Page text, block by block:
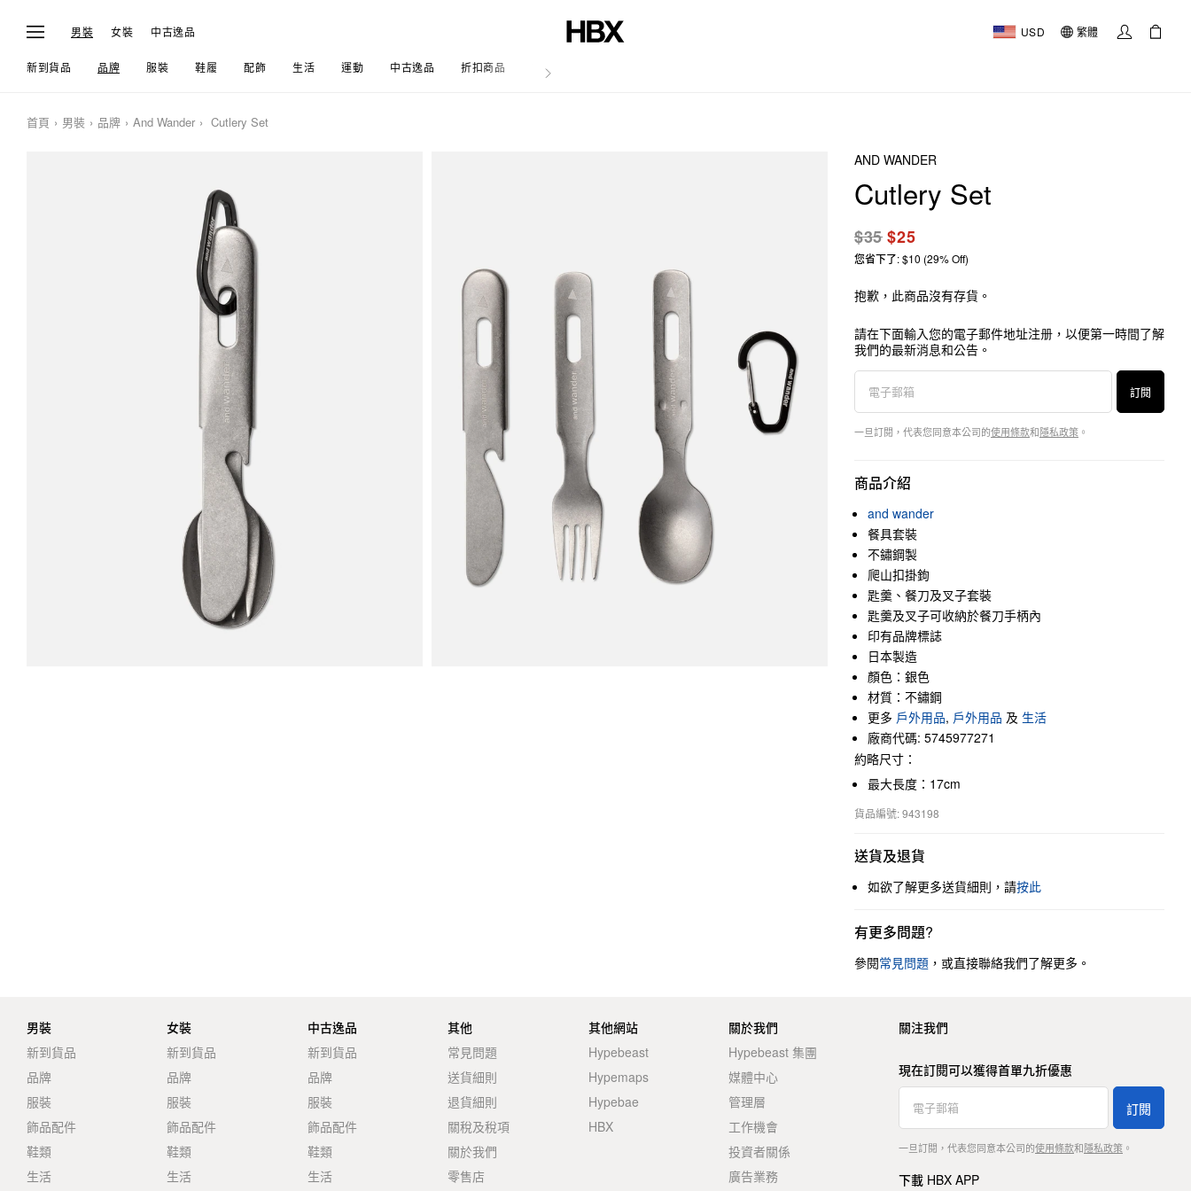
男裝 女裝 中古逸品 USD 繁體
新到貨品 品牌 服裝 鞋履 配飾 生活 運動 中古逸品 折扣商品 文章
首頁 男裝 品牌 And Wander Cutlery Set
AND WANDER
Cutlery Set
$35$25
您省下了: $10 (29% Off)
抱歉，此商品沒有存貨。
請在下面輸入您的電子郵件地址注册，以便第一時間了解
我們的最新消息和公告。
訂閱
一旦訂閱，代表您同意本公司的使用條款和隱私政策 。
商品介紹
and wander
餐具套裝
不鏽鋼製
爬山扣掛鉤
匙羹、餐刀及叉子套裝
匙羹及叉子可收納於餐刀手柄內
印有品牌標誌
日本製造
顏色：銀色
材質：不鏽鋼
更多 戶外用品, 戶外用品 及 生活
廠商代碼: 5745977271
約略尺寸：
最大長度：17cm
貨品編號: 943198
送貨及退貨
如欲了解更多送貨細則，請按此
有更多問題?
參閱常見問題 ，或直接聯絡我們了解更多。
男裝
新到貨品
品牌
服裝
飾品配件
鞋類
生活
女裝
新到貨品
品牌
服裝
飾品配件
鞋類
生活
中古逸品
新到貨品
品牌
服裝
飾品配件
鞋類
生活
其他
常見問題
送貨細則
退貨細則
關稅及稅項
關於我們
零售店
其他網站
Hypebeast
Hypemaps
Hypebae
HBX
關於我們
Hypebeast 集團
媒體中心
管理層
工作機會
投資者關係
廣告業務
關注我們
現在訂閱可以獲得首單九折優惠
訂閱
一旦訂閱，代表您同意本公司的使用條款和隱私政策。
下載 HBX APP